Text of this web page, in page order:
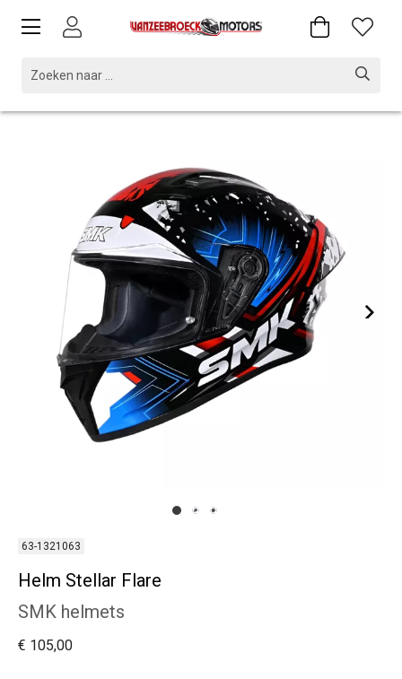
63-1321063
Helm Stellar Flare
SMK helmets
€ 105,00